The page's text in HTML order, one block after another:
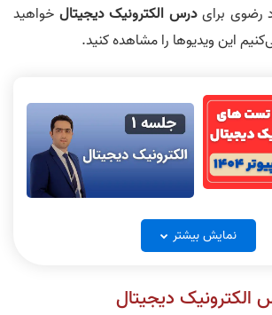
رضوی برایدرس الکترونیک دیجیتال خواهید
این ویدیوها را مشاهده کنید.
الکترونیک دیجیتال جلسه 1
نمایش بیشتر
دیجیتال